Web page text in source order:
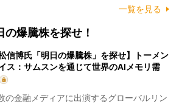
一覧を見る
の爆騰株を探せ！
松信博氏「明日の爆騰株」を探せ】トーメン
ス：サムスンを通じて世界のAIメモリ需
金融メディアに出演するグローバルリン